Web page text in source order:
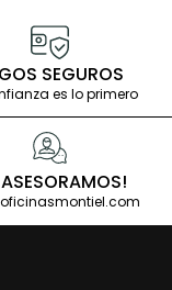
SEGUROS
es lo primero
ASESORAMOS!